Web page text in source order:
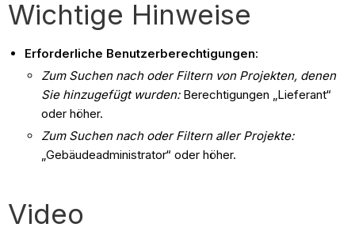
Wichtige Hinweise
Erforderliche Benutzerberechtigungen:
Zum Suchen nach oder Filtern von Projekten, denen
Sie hinzugefügt wurden: Berechtigungen „Lieferant“
oder höher.
Zum Suchen nach oder Filtern aller Projekte:
„Gebäudeadministrator“ oder höher.
Video